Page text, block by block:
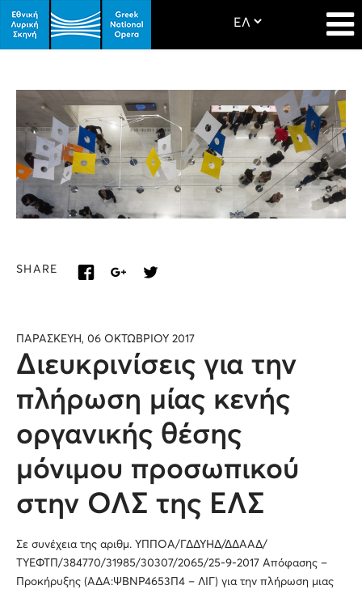
SHARE
ΠΑΡΑΣΚΕΥΗ, 06 ΟΚΤΩΒΡΙΟΥ 2017
Διευκρινίσεις για την
πλήρωση μίας κενής
οργανικής θέσης
μόνιμου προσωπικού
στην ΟΛΣ της ΕΛΣ
Σε συνέχεια της αριθμ. ΥΠΠΟΑ/ΓΔΔΥΗΔ/ΔΔΑΑΔ/
ΤΥΕΦΤΠ/384770/31985/30307/2065/25-9-2017 Απόφασης –
Προκήρυξης (ΑΔΑ:ΨΒΝΡ4653Π4 – ΛΙΓ) για την πλήρωση μιας